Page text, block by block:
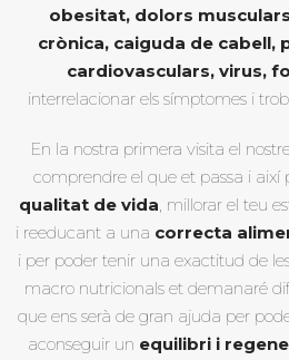
obesitat, dolors
crònica, caiguda de cabell,
cardiovasculars, virus,
interrelacionar els símptomes i
En la nostra primera visita el
comprendre el que et passa i així
qualitat de vida, millorar el teu
i reeducant a una correcta
i per poder tenir una exactitud de
macro nutricionals et demanaré
que ens serà de gran ajuda per
aconseguir un equilibri i